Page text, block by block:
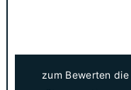
zum Bewerten die